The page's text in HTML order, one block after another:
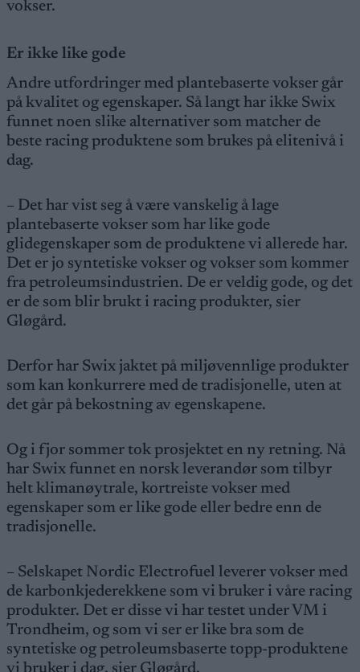
vokser.
Er ikke like gode
Andre utfordringer med plantebaserte vokser går
på kvalitet og egenskaper. Så langt har ikke Swix
funnet noen slike alternativer som matcher de
beste racing produktene som brukes på elitenivå i
dag.
– Det har vist seg å være vanskelig å lage
plantebaserte vokser som har like gode
glidegenskaper som de produktene vi allerede har.
Det er jo syntetiske vokser og vokser som kommer
fra petroleumsindustrien. De er veldig gode, og det
er de som blir brukt i racing produkter, sier
Gløgård.
Derfor har Swix jaktet på miljøvennlige produkter
som kan konkurrere med de tradisjonelle, uten at
det går på bekostning av egenskapene.
Og i fjor sommer tok prosjektet en ny retning. Nå
har Swix funnet en norsk leverandør som tilbyr
helt klimanøytrale, kortreiste vokser med
egenskaper som er like gode eller bedre enn de
tradisjonelle.
– Selskapet Nordic Electrofuel leverer vokser med
de karbonkjederekkene som vi bruker i våre racing
produkter. Det er disse vi har testet under VM i
Trondheim, og som vi ser er like bra som de
syntetiske og petroleumsbaserte topp-produktene
vi bruker i dag, sier Gløgård.